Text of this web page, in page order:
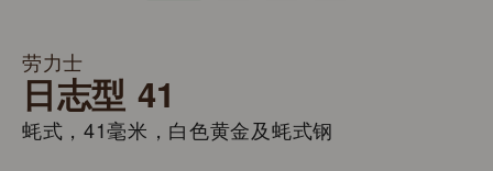
劳力士
日志型 41
蚝式，41毫米，白色黄金及蚝式钢